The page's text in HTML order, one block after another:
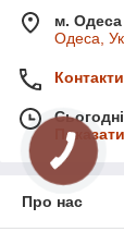
м. Одеса
Одеса,
Контакти
Про нас